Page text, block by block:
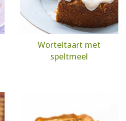
Worteltaart met
speltmeel